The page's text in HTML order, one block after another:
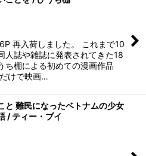
再入荷しました。 これまで10
人誌や雑誌に発表されてきた18
ち棚による初めての漫画作品
けで映画…
と 難民になったベトナムの少女
/ ティー・ブイ